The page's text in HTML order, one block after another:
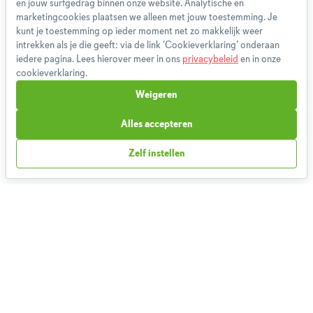
Disclaimer
Gebruikersvoorwaarden
Methodologie
Privacybeleid
Cookieverklaring
Betaalmethoden
Klachtenprocedure
Partnerprogramma
en jouw surfgedrag binnen onze website. Analytische en
marketingcookies plaatsen we alleen met jouw toestemming. Je
kunt je toestemming op ieder moment net zo makkelijk weer
intrekken als je die geeft: via de link ‘Cookieverklaring’ onderaan
iedere pagina. Lees hierover meer in ons privacybeleid en in onze
cookieverklaring.
Zelf instellen
Weigeren
Alles accepteren